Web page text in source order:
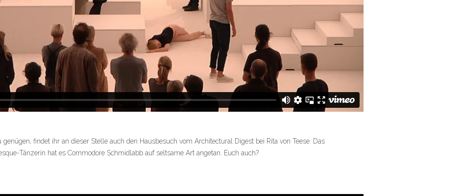
findet ihr an dieser Stelle auch den Hausbesuch vom Architectural Digest bei Rita von Teese. Das
Tänzerin hat es Commodore Schmidlabb auf seltsame Art angetan. Euch auch?